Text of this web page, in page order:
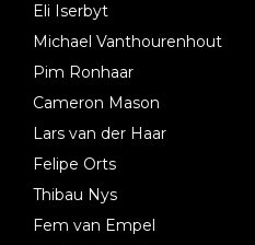
Eli Iserbyt
Michael Vanthourenhout
Pim Ronhaar
Cameron Mason
Lars van der Haar
Felipe Orts
Thibau Nys
Fem van Empel